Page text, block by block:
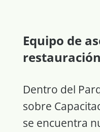
Equipo de
restauración
Dentro del
sobre
se encuentra